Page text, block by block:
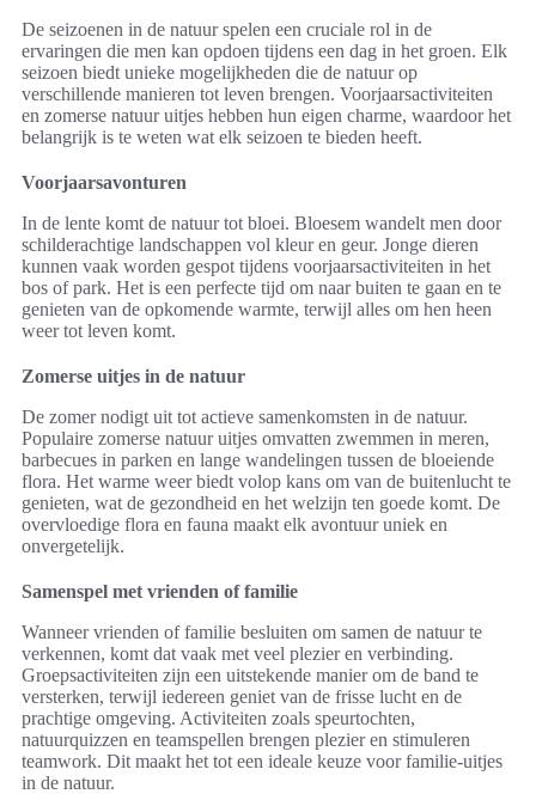
De seizoenen in de natuur spelen een cruciale rol in de
ervaringen die men kan opdoen tijdens een dag in het groen. Elk
seizoen biedt unieke mogelijkheden die de natuur op
verschillende manieren tot leven brengen. Voorjaarsactiviteiten
en zomerse natuur uitjes hebben hun eigen charme, waardoor het
belangrijk is te weten wat elk seizoen te bieden heeft.
Voorjaarsavonturen
In de lente komt de natuur tot bloei. Bloesem wandelt men door
schilderachtige landschappen vol kleur en geur. Jonge dieren
kunnen vaak worden gespot tijdens voorjaarsactiviteiten in het
bos of park. Het is een perfecte tijd om naar buiten te gaan en te
genieten van de opkomende warmte, terwijl alles om hen heen
weer tot leven komt.
Zomerse uitjes in de natuur
De zomer nodigt uit tot actieve samenkomsten in de natuur.
Populaire zomerse natuur uitjes omvatten zwemmen in meren,
barbecues in parken en lange wandelingen tussen de bloeiende
flora. Het warme weer biedt volop kans om van de buitenlucht te
genieten, wat de gezondheid en het welzijn ten goede komt. De
overvloedige flora en fauna maakt elk avontuur uniek en
onvergetelijk.
Samenspel met vrienden of familie
Wanneer vrienden of familie besluiten om samen de natuur te
verkennen, komt dat vaak met veel plezier en verbinding.
Groepsactiviteiten zijn een uitstekende manier om de band te
versterken, terwijl iedereen geniet van de frisse lucht en de
prachtige omgeving. Activiteiten zoals speurtochten,
natuurquizzen en teamspellen brengen plezier en stimuleren
teamwork. Dit maakt het tot een ideale keuze voor familie-uitjes
in de natuur.